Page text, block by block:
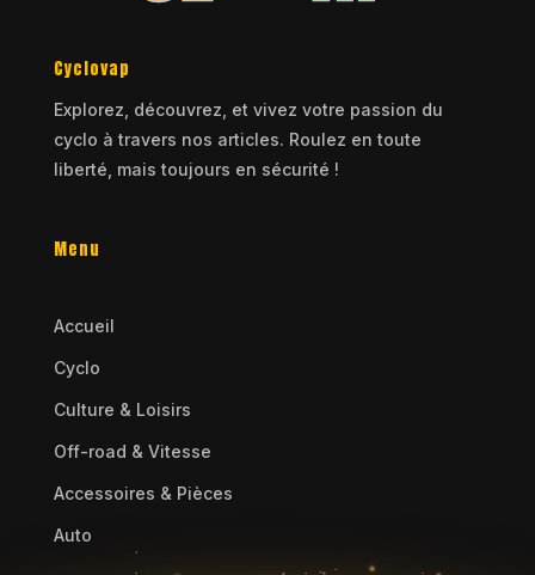
Cyclovap
Explorez, découvrez, et vivez votre passion du
cyclo à travers nos articles. Roulez en toute
liberté, mais toujours en sécurité !
Menu
Accueil
Cyclo
Culture & Loisirs
Off-road & Vitesse
Accessoires & Pièces
Auto